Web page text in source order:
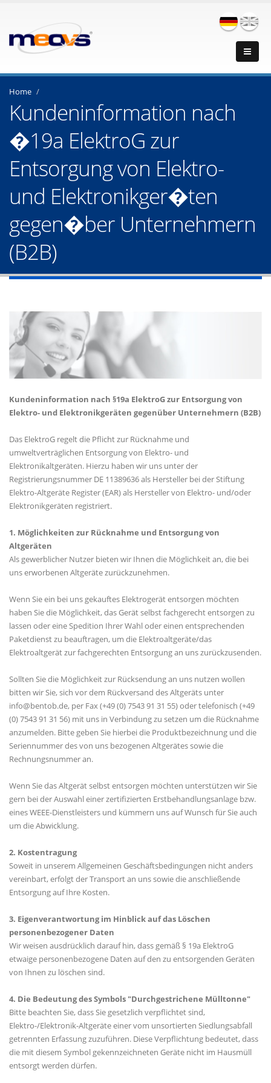
Home
Kundeninformation nach
�19a ElektroG zur
Entsorgung von Elektro-
und Elektronikger�ten
gegen�ber Unternehmern
(B2B)
Kundeninformation nach §19a ElektroG zur Entsorgung von
Elektro- und Elektronikgeräten gegenüber Unternehmern (B2B)
Das ElektroG regelt die Pflicht zur Rücknahme und
umweltverträglichen Entsorgung von Elektro- und
Elektronikaltgeräten. Hierzu haben wir uns unter der
Registrierungsnummer DE 11389636 als Hersteller bei der Stiftung
Elektro-Altgeräte Register (EAR) als Hersteller von Elektro- und/oder
Elektronikgeräten registriert.
1. Möglichkeiten zur Rücknahme und Entsorgung von
Altgeräten
Als gewerblicher Nutzer bieten wir Ihnen die Möglichkeit an, die bei
uns erworbenen Altgeräte zurückzunehmen.
Wenn Sie ein bei uns gekauftes Elektrogerät entsorgen möchten
haben Sie die Möglichkeit, das Gerät selbst fachgerecht entsorgen zu
lassen oder eine Spedition Ihrer Wahl oder einen entsprechenden
Paketdienst zu beauftragen, um die Elektroaltgeräte/das
Elektroaltgerät zur fachgerechten Entsorgung an uns zurückzusenden.
Sollten Sie die Möglichkeit zur Rücksendung an uns nutzen wollen
bitten wir Sie, sich vor dem Rückversand des Altgeräts unter
info@bentob.de, per Fax (+49 (0) 7543 91 31 55) oder telefonisch (+49
(0) 7543 91 31 56) mit uns in Verbindung zu setzen um die Rücknahme
anzumelden. Bitte geben Sie hierbei die Produktbezeichnung und die
Seriennummer des von uns bezogenen Altgerätes sowie die
Rechnungsnummer an.
Wenn Sie das Altgerät selbst entsorgen möchten unterstützen wir Sie
gern bei der Auswahl einer zertifizierten Erstbehandlungsanlage bzw.
eines WEEE-Dienstleisters und kümmern uns auf Wunsch für Sie auch
um die Abwicklung.
2. Kostentragung
Soweit in unserem Allgemeinen Geschäftsbedingungen nicht anders
vereinbart, erfolgt der Transport an uns sowie die anschließende
Entsorgung auf Ihre Kosten.
3. Eigenverantwortung im Hinblick auf das Löschen
personenbezogener Daten
Wir weisen ausdrücklich darauf hin, dass gemäß § 19a ElektroG
etwaige personenbezogene Daten auf den zu entsorgenden Geräten
von Ihnen zu löschen sind.
4. Die Bedeutung des Symbols "Durchgestrichene Mülltonne"
Bitte beachten Sie, dass Sie gesetzlich verpflichtet sind,
Elektro-/Elektronik-Altgeräte einer vom unsortierten Siedlungsabfall
getrennten Erfassung zuzuführen. Diese Verpflichtung bedeutet, dass
die mit diesem Symbol gekennzeichneten Geräte nicht im Hausmüll
entsorgt werden dürfen.